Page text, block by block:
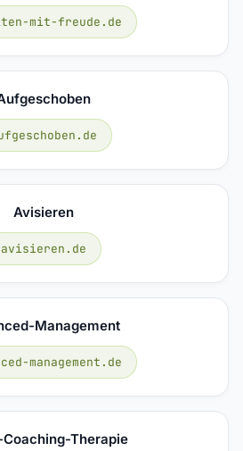
mit-freude.de
Avisieren
avisieren.de
Management
management.de
Therapie